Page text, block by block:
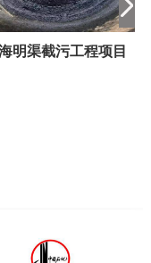
海明渠截污工程项目